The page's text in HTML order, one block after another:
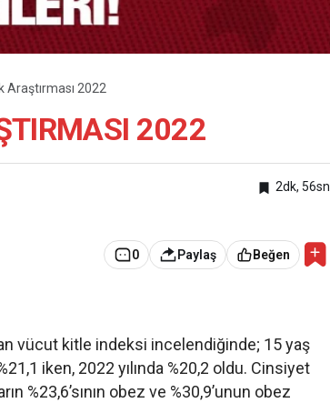
Araştırması 2022
2022
2dk, 56sn
0 Paylaş Beğen
vücut kitle indeksi incelendiğinde; 15 yaş
iken, 2022 yılında %20,2 oldu. Cinsiyet
%23,6’sının obez ve %30,9’unun obez